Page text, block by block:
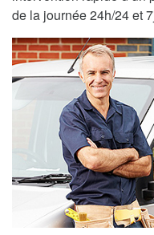
de la journée 24h/24 et